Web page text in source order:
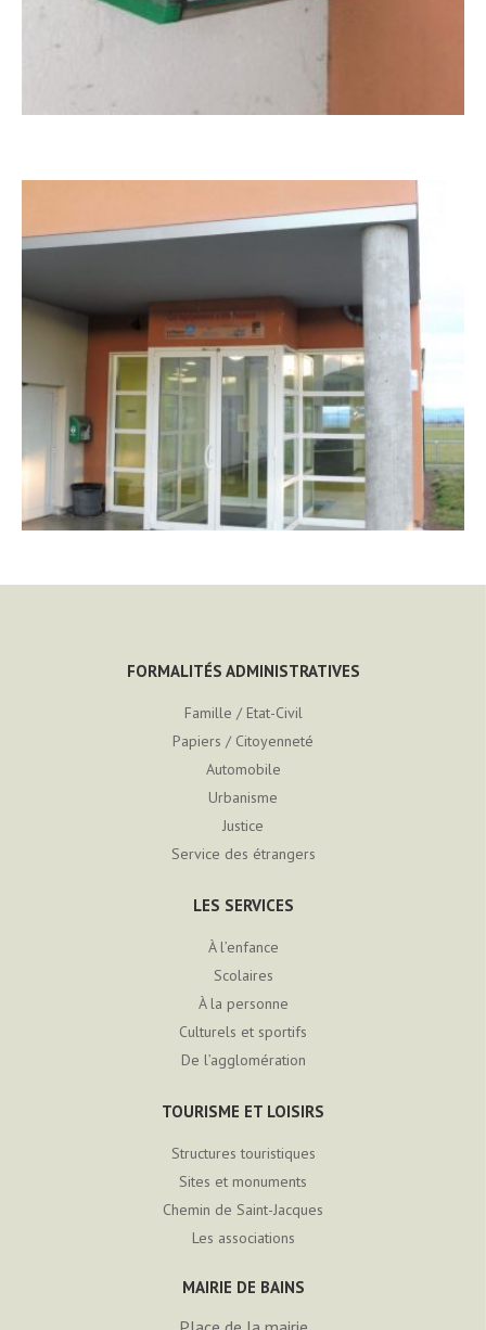
FORMALITÉS ADMINISTRATIVES
Famille / Etat-Civil
Papiers / Citoyenneté
Automobile
Urbanisme
Justice
Service des étrangers
LES SERVICES
À l’enfance
Scolaires
À la personne
Culturels et sportifs
De l’agglomération
TOURISME ET LOISIRS
Structures touristiques
Sites et monuments
Chemin de Saint-Jacques
Les associations
MAIRIE DE BAINS